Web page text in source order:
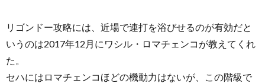
リゴンドー攻略には、近場で連打を浴びせるのが有効だと
いうのは2017年12月にワシル・ロマチェンコが教えてくれ
た。
セハにはロマチェンコほどの機動力はないが、この階級で